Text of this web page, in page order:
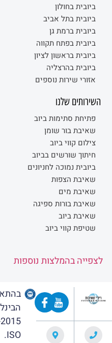
ביובית בחולון
ביובית בתל אביב
ביובית ברמת גן
ביובית בפתח תקווה
ביובית בראשון לציון
ביובית בהרצליה
אזורי שירות נוספים
השירותים שלנו
פתיחת סתימות ביוב
שאיבת בור שומן
צילום קווי ביוב
חיתוך שורשים בביוב
ביובית נמוכה לחניונים
שאיבת הצפות
שאיבת מים
שאיבת בורות ספיגה
שאיבת ביוב
שטיפת קווי ביוב
לצפייה בהמלצות נוספות
ISO.